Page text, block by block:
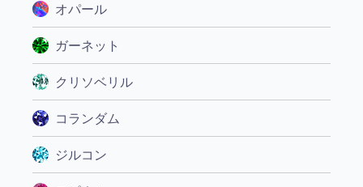
オパール
ガーネット
クリソベリル
コランダム
ジルコン